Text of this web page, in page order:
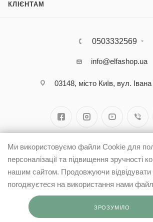
КЛІЄНТАМ
0503332569
info@elfashop.ua
03148, місто Київ, вул.
Ми використовуємо файли Cookie для
персоналізації та підвищення зручності
нашим сайтом. Продовжуючи відвідувати
погоджуєтеся на використання нами
ЗРОЗУМІЛО